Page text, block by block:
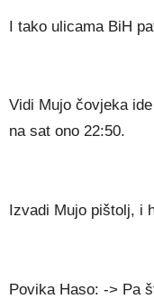
I tako ulicama BiH
Vidi Mujo čovjeka
na sat ono 22:50.
Izvadi Mujo pištolj, i
Povika Haso: -> Pa